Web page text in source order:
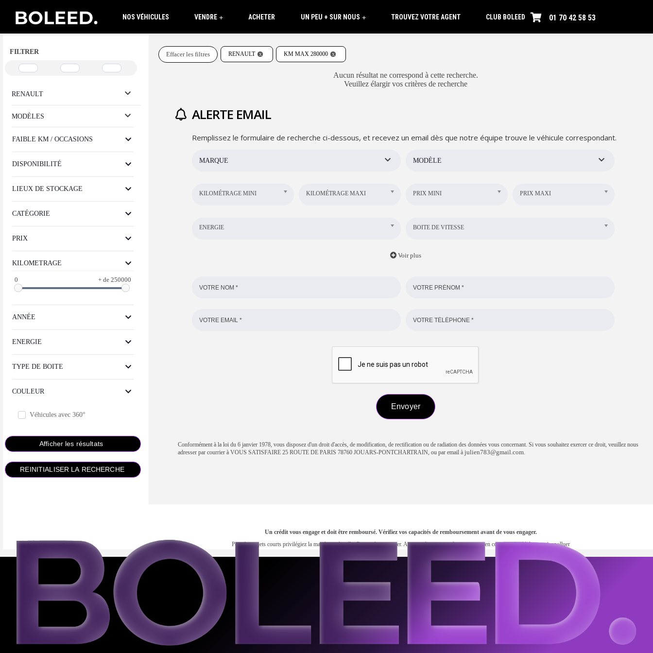
NOS VÉHICULES +
VENDRE ACHETER +
UN PEU + SUR NOUS TROUVEZ VOTRE AGENT CLUB BOLEED 01 70 42 58 53
FILTRER
RENAULT
MODÈLES
FAIBLE KM / OCCASIONS
DISPONIBILITÉ
LIEUX DE STOCKAGE
CATÉGORIE
PRIX
KILOMETRAGE
0 + de 250000
ANNÉE
ENERGIE
TYPE DE BOITE
COULEUR
Véhicules avec 360°
RENAULT
Effacer les filtres KM MAX 280000
Aucun résultat ne correspond à cette recherche.
Veuillez élargir vos critères de recherche
ALERTE EMAIL
Remplissez le formulaire de recherche ci-dessous, et recevez un email dès que notre équipe trouve le véhicule correspondant.
MARQUE MODÈLE
KILOMÉTRAGE MINI KILOMÉTRAGE MAXI PRIX MINI PRIX MAXI
ENERGIE BOITE DE VITESSE
Voir plus
Conformément à la loi du 6 janvier 1978, vous disposez d'un droit d'accès, de modification, de rectification ou de radiation des données vous concernant. Si vous souhaitez exercer ce droit, veuillez nous
adresser par courrier à VOUS SATISFAIRE 25 ROUTE DE PARIS 78760 JOUARS-PONTCHARTRAIN, ou par email à julien783@gmail.com.
Un crédit vous engage et doit être remboursé. Vérifiez vos capacités de remboursement avant de vous engager.
Pour les trajets courts privilégiez la marche ou le vélo. Pensez à covoiturer. Au quotidien, prenez les transports en commun #sedéplacermoinspolluer